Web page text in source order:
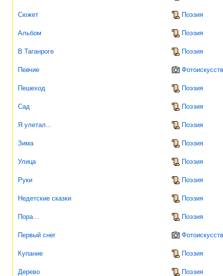
Сюжет Поэзия
Альбом Поэзия
В Таганроге Поэзия
Певчие
Пешеход Поэзия
Сад Поэзия
Я улетал... Поэзия
Зима Поэзия
Улица Поэзия
Руки Поэзия
Недетские сказки Поэзия
Пора... Поэзия
Первый снег
Купание Поэзия
Дерево Поэзия